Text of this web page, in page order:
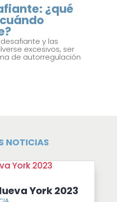
¿qué
y las
excesivos, ser
de autorregulación
NOTICIAS
York 2023